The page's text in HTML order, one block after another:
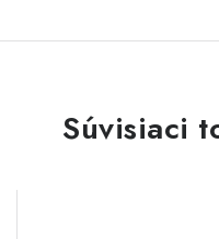
Súvisiaci